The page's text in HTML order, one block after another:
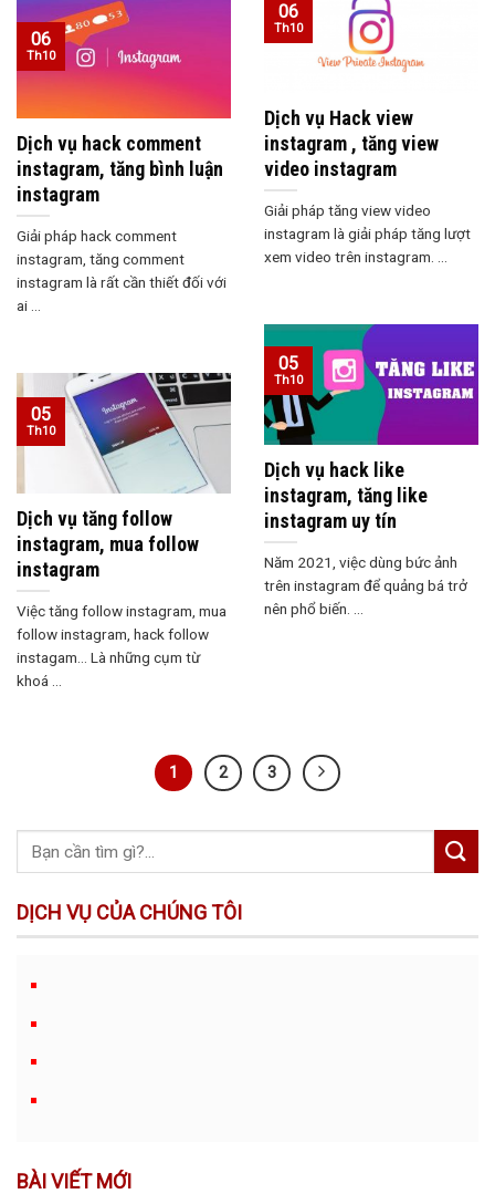
Dịch vụ Hack view
instagram , tăng view
video instagram
Giải pháp tăng view video
instagram là giải pháp tăng lượt
xem video trên instagram. ...
06
Th10
Dịch vụ hack comment
instagram, tăng bình luận
instagram
Giải pháp hack comment
instagram, tăng comment
instagram là rất cần thiết đối với
ai ...
06
Th10
Dịch vụ hack like
instagram, tăng like
instagram uy tín
Năm 2021, việc dùng bức ảnh
trên instagram để quảng bá trở
nên phổ biến. ...
05
Th10
Dịch vụ tăng follow
instagram, mua follow
instagram
Việc tăng follow instagram, mua
follow instagram, hack follow
instagam… Là những cụm từ
khoá ...
05
Th10
1 2 3
DỊCH VỤ CỦA CHÚNG TÔI
BÀI VIẾT MỚI